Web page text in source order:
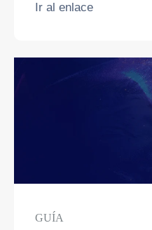
Ir al enlace
GUÍA